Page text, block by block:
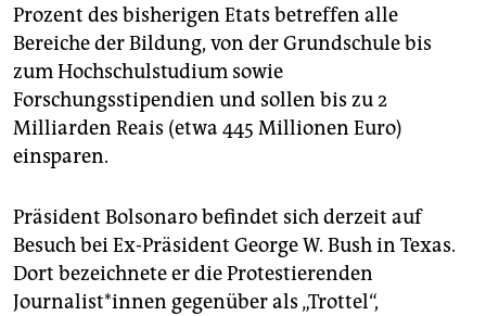
Prozent des bisherigen Etats betreffen alle
Bereiche der Bildung, von der Grundschule bis
zum Hochschulstudium sowie
Forschungsstipendien und sollen bis zu 2
Milliarden Reais (etwa 445 Millionen Euro)
einsparen.
Präsident Bolsonaro befindet sich derzeit auf
Besuch bei Ex-Präsident George W. Bush in Texas.
Dort bezeichnete er die Protestierenden
Journalist*innen gegenüber als „Trottel“,